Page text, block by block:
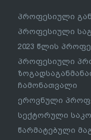
პროფესიული
პროფესიული
2023 წლის
პროფესიული
ჩამონათვალი
ეროვნული
სექტორული
წარმატებული